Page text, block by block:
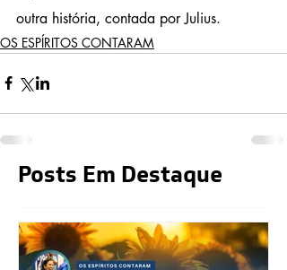
outra história, contada por Julius.
OS ESPÍRITOS CONTARAM
Posts Em Destaque